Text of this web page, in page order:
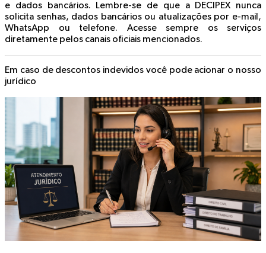
e dados bancários. Lembre-se de que a DECIPEX nunca
solicita senhas, dados bancários ou atualizações por e-mail,
WhatsApp ou telefone. Acesse sempre os serviços
diretamente pelos canais oficiais mencionados.
Em caso de descontos indevidos você pode acionar o nosso
jurídico